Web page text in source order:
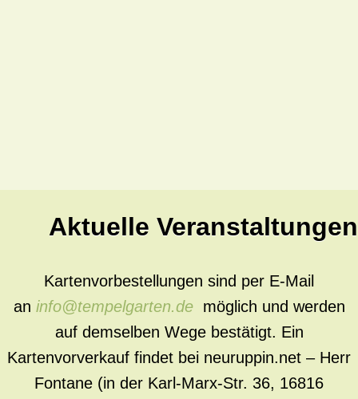
Aktuelle Veranstaltungen
Kartenvorbestellungen sind per E-Mail
an info@tempelgarten.de
möglich und werden
auf demselben Wege bestätigt. Ein
Kartenvorverkauf findet bei neuruppin.net – Herr
Fontane (in der Karl-Marx-Str. 36, 16816